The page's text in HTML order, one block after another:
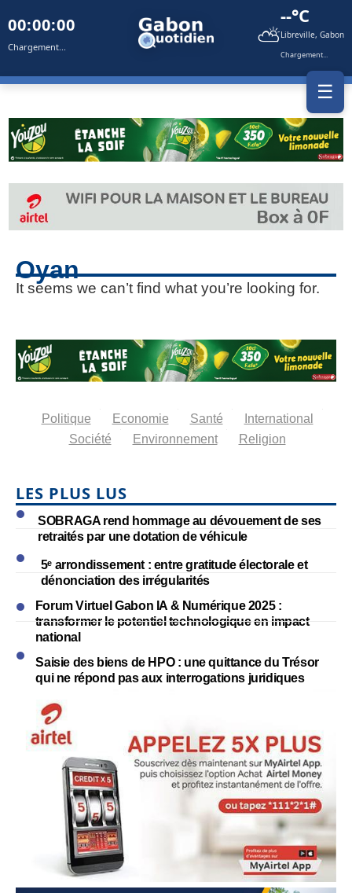
00:00:00
Chargement... ⛅
--°C
Libreville, Gabon
Chargement...
☰
Oyan
It seems we can’t find what you’re looking for.
Politique Economie Santé
International
Société
Environnement Religion
LES PLUS LUS
SOBRAGA rend hommage au dévouement de ses
retraités par une dotation de véhicule
5ᵉ arrondissement : entre gratitude électorale et
dénonciation des irrégularités
Forum Virtuel Gabon IA & Numérique 2025 :
transformer le potentiel technologique en impact
national
Saisie des biens de HPO : une quittance du Trésor
qui ne répond pas aux interrogations juridiques